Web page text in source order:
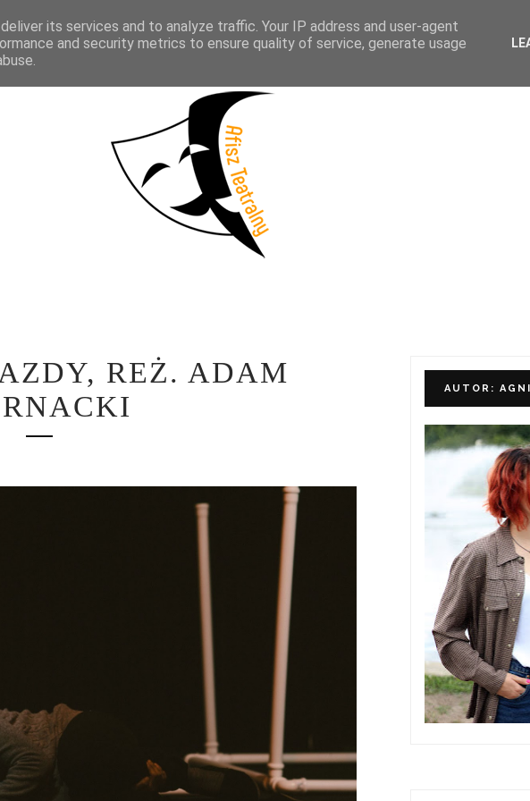
WYWIADY LITERATURA PRÓBY MEDIALNE WSPÓŁPRACA I KONTAKT
REŻ. ADAM
AUTOR:
its services and to analyze traffic. Your IP address and user-agent
and security metrics to ensure quality of service, generate usage